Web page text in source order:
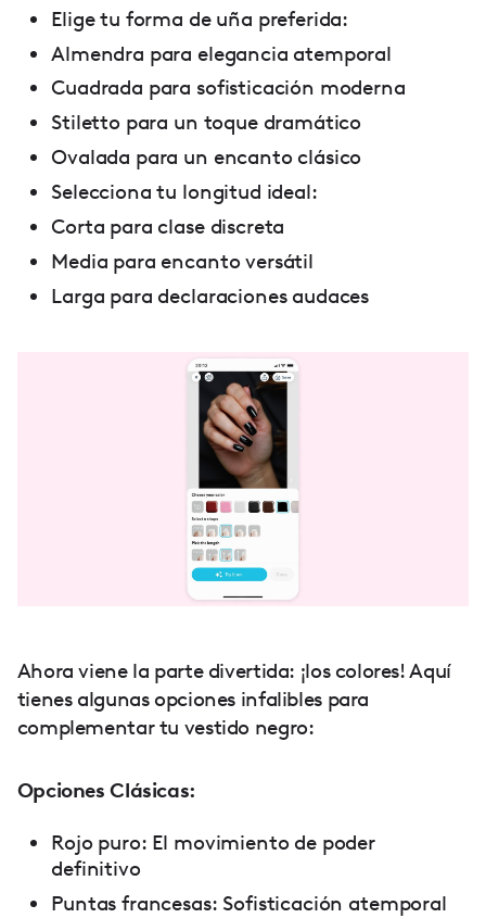
Elige tu forma de uña preferida:
Almendra para elegancia atemporal
Cuadrada para sofisticación moderna
Stiletto para un toque dramático
Ovalada para un encanto clásico
Selecciona tu longitud ideal:
Corta para clase discreta
Media para encanto versátil
Larga para declaraciones audaces
Ahora viene la parte divertida: ¡los colores! Aquí
tienes algunas opciones infalibles para
complementar tu vestido negro:
Opciones Clásicas:
Rojo puro: El movimiento de poder
definitivo
Puntas francesas: Sofisticación atemporal